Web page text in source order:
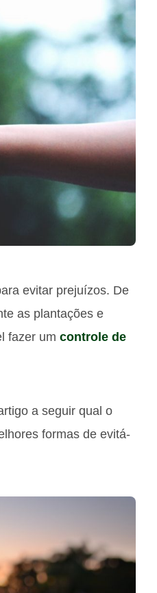
evitar prejuízos. De
as plantações e
fazer um controle de
a seguir qual o
formas de evitá-